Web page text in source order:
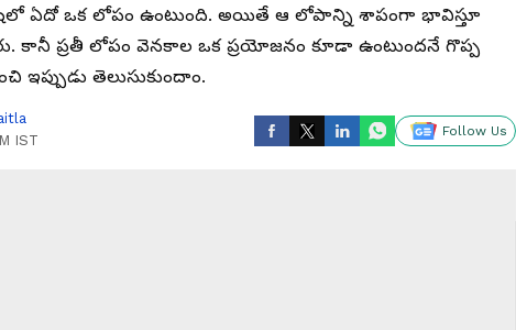
ఏదో ఒక లోపం ఉంటుంది. అయితే ఆ లోపాన్ని శాపంగా భావిస్తూ
కానీ ప్ర‌తీ లోపం వెన‌కాల ఒక ప్ర‌యోజనం కూడా ఉంటుంద‌నే గొప్ప
ఇప్పుడు తెలుసుకుందాం.
IST
Follow Us